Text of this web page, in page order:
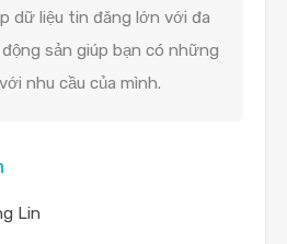
dữ liệu tin đăng lớn với đa
sản giúp bạn có những
nhu cầu của mình.
Lin